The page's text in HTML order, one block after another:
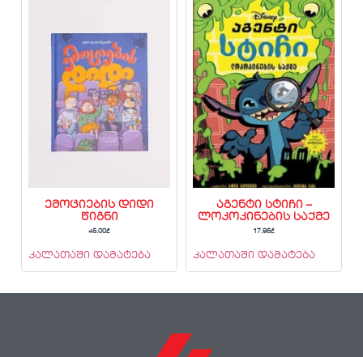
ემოციების დიდი
წიგნი
45.00₾
კალათაში დამატება
აგენტი სტიჩი –
ლოკოკინების საქმე
17.95₾
კალათაში დამატება